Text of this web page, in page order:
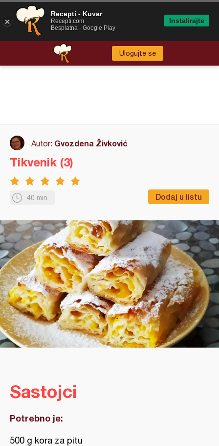
Ulogujte se
Autor: Gvozdena Živković
40 min Dodaj u listu
Tikvenik (3)
Sastojci
Potrebno je:
500 g kora za pitu
Recepti - Kuvar
Recepti.com
Besplatna - Google Play
Instalirajte